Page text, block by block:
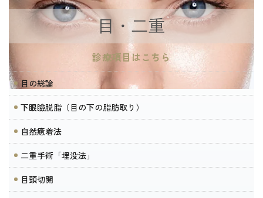
目・二重
診療項目はこちら
目の総論
下眼瞼脱脂（目の下の脂肪取り）
自然癒着法
二重手術「埋没法」
目頭切開